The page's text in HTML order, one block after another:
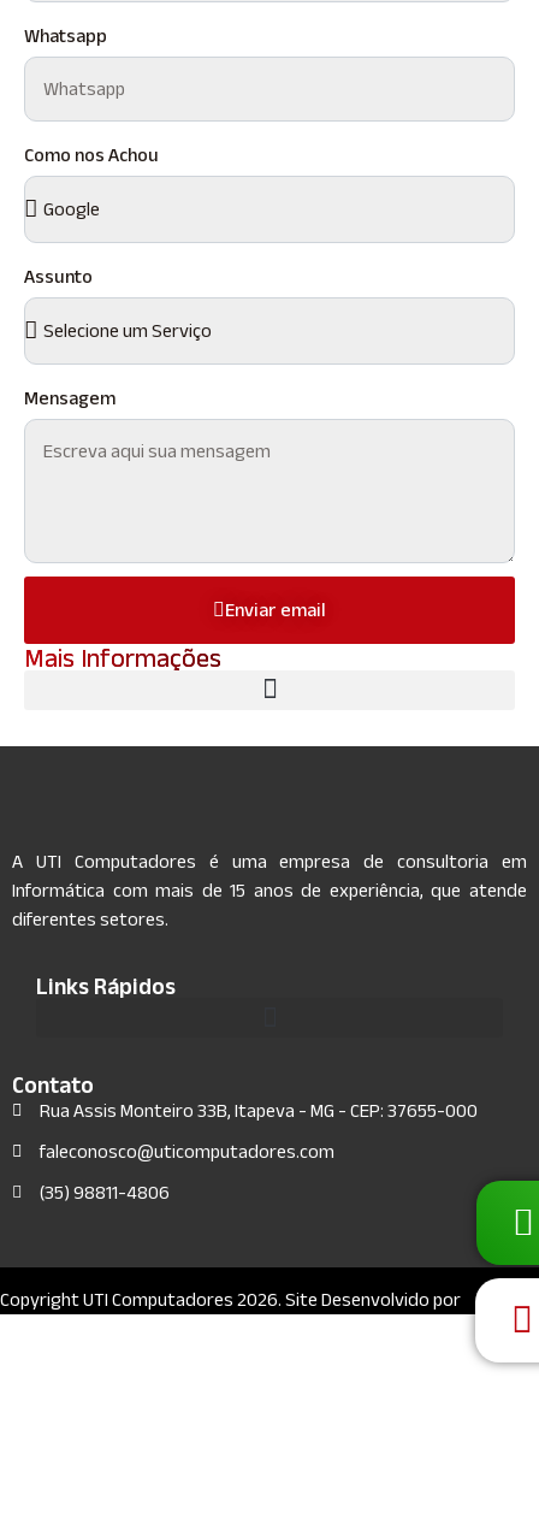
Whatsapp
Como nos Achou
Assunto
Mensagem
Enviar email
Mais Informações
A UTI Computadores é uma empresa de consultoria em
Informática com mais de 15 anos de experiência, que atende
diferentes setores.
Links Rápidos
Contato
Rua Assis Monteiro 33B, Itapeva - MG - CEP: 37655-000
faleconosco@uticomputadores.com
(35) 98811-4806
Copyright UTI Computadores 2026. Site Desenvolvido por